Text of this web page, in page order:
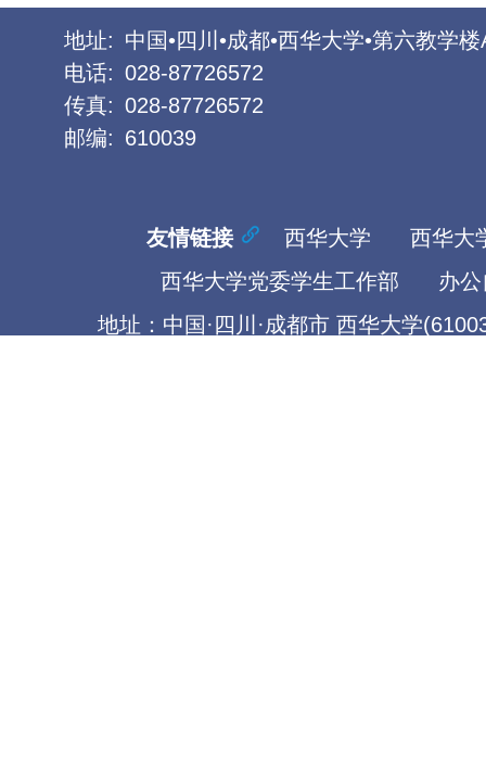
地址: 中国•四川•成都•西华大学•第六教学楼
电话: 028-87726572
传真: 028-87726572
邮编: 610039
友情链接 西华大学
西华大
西华大学党委学生工作部
办
地址：中国·四川·成都市 西华大学